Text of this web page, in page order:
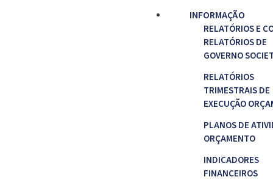
INFORMAÇÃO
RELATÓRIOS E
RELATÓRIOS DE
GOVERNO
RELATÓRIOS
TRIMESTRAIS DE
EXECUÇÃO
PLANOS DE
ORÇAMENTO
INDICADORES
FINANCEIROS